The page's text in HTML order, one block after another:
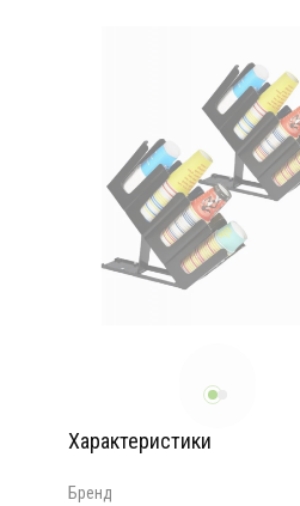
Характеристики
Бренд